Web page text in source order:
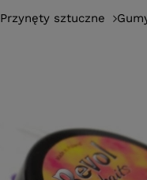
Przynęty sztuczne